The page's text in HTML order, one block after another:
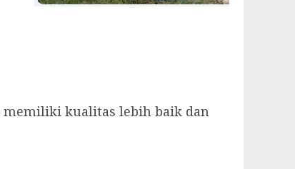
memiliki kualitas lebih baik dan